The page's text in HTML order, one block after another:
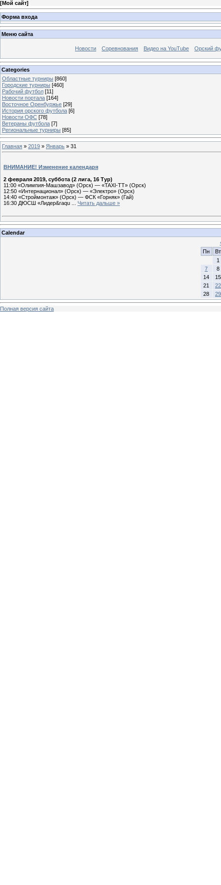
[Мой сайт]
Форма входа
Меню сайта
Новости Соревнования Видео на YouTube Орский
Categories
Областные турниры [860]
Городские турниры [460]
Рабочий футбол [11]
Новости портала [164]
Восточное Оренбуржье [29]
История орского футбола [6]
Новости ОФС [78]
Ветераны футбола [7]
Региональные турниры [85]
Главная » 2019 » Январь » 31
ВНИМАНИЕ! Изменение календаря
2 февраля 2019, суббота (2 лига, 16 Тур)
11:00 «Олимпия-Машзавод» (Орск) — «TAXI-TT» (Орск)
12:50 «Интернационал» (Орск) — «Электро» (Орск)
14:40 «Строймонтаж» (Орск) — ФСК «Горняк» (Гай)
16:30 ДЮСШ «Лидер&raqu
Читать дальше »
Calendar
Пн
Вт
1
7
8
14
15
21
22
28
29
Полная версия сайта